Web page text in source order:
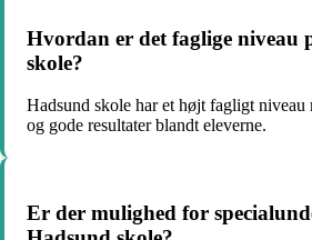
Hvordan er det faglige niveau
skole?
Hadsund skole har et højt fagligt niveau
og gode resultater blandt eleverne.
Er der mulighed for